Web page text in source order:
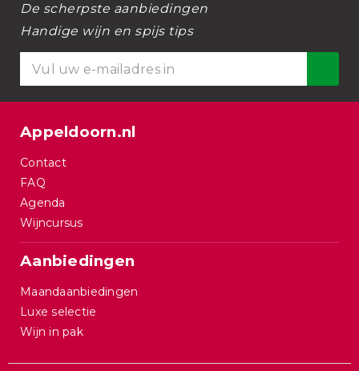
De scherpste aanbiedingen
Handige wijn en spijs tips
Appeldoorn.nl
Contact
FAQ
Agenda
Wijncursus
Aanbiedingen
Maandaanbiedingen
Luxe selectie
Wijn in pak